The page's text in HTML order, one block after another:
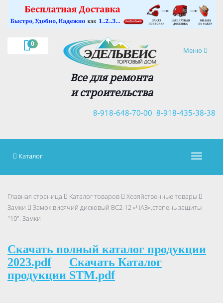
0
Навигация
Меню
Все для ремонта
и строительства
8-918-435-38-38
8-918-648-70-00
×
Каталог
Главная страница Каталог товаров
Хозяйственные товары
Замки
Замок висячий дисковый ВС2-12 «ЧАЗ»,степень защиты
"10". Замки
Скачать полный каталог продукции
2023.pdf
Скачать Каталог
продукции STM.pdf